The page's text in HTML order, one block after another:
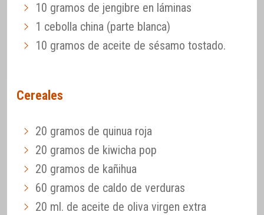
10 gramos de jengibre en láminas
1 cebolla china (parte blanca)
10 gramos de aceite de sésamo tostado.
Cereales
20 gramos de quinua roja
20 gramos de kiwicha pop
20 gramos de kañihua
60 gramos de caldo de verduras
20 ml. de aceite de oliva virgen extra